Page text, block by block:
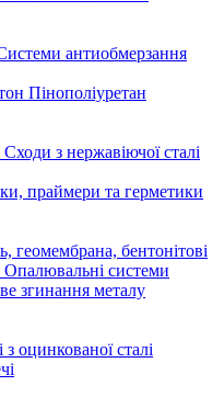
антиобмерзання
Пінополіуретан
Сходи з нержавіючої сталі
праймери та герметики
геомембрана, бентонітові
Опалювальні системи
згинання металу
з оцинкованої сталі